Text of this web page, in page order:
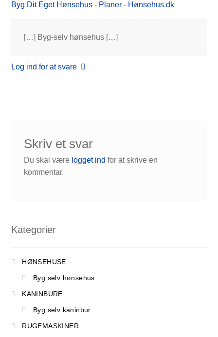
Byg Dit Eget Hønsehus - Planer - Hønsehus.dk
[…] Byg-selv hønsehus […]
Log ind for at svare
Skriv et svar
Du skal være logget ind for at skrive en
kommentar.
Kategorier
HØNSEHUSE
Byg selv hønsehus
KANINBURE
Byg selv kaninbur
RUGEMASKINER